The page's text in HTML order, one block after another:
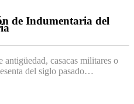
de Indumentaria del
antigüedad, casacas militares o
del siglo pasado…